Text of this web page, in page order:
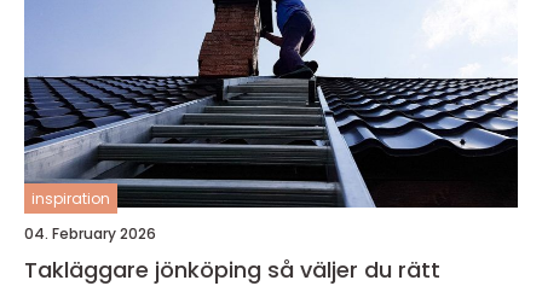
inspiration
04. February 2026
Takläggare jönköping så väljer du rätt